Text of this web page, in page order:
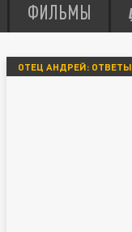
ФИЛЬМЫ
ОТЕЦ АНДРЕЙ: ОТВЕТЫ